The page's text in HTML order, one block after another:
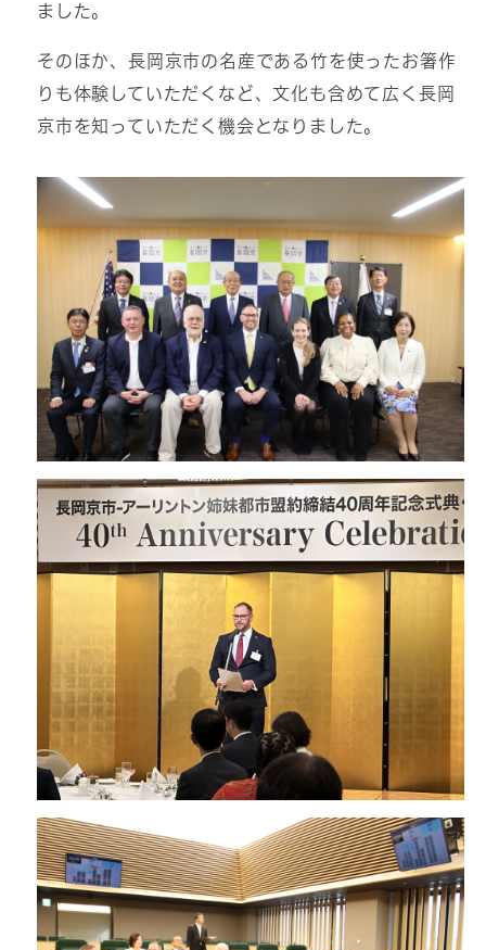
ました。
そのほか、長岡京市の名産である竹を使ったお箸作
りも体験していただくなど、文化も含めて広く長岡
京市を知っていただく機会となりました。